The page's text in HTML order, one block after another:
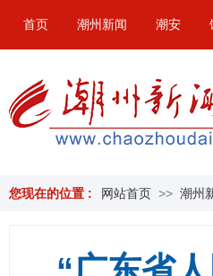
首页 潮州新闻 潮安
您现在的位置 : 网站首页 >> 潮州